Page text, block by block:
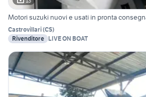
Motori suzuki nuovi e usati in pronta
Castrovillari(CS)
Rivenditore LIVE ON BOAT